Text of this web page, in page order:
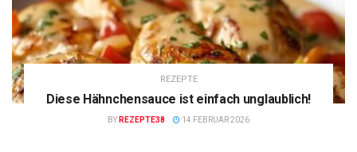
REZEPTE
Diese Hähnchensauce ist einfach unglaublich!
BY REZEPTE38 14 FEBRUAR 2026